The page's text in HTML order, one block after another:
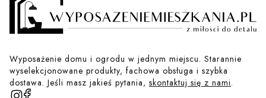
Wyposażenie domu i ogrodu w jednym miejscu. Starannie
wyselekcjonowane produkty, fachowa obsługa i szybka
dostawa. Jeśli masz jakieś pytania, skontaktuj się z nami.